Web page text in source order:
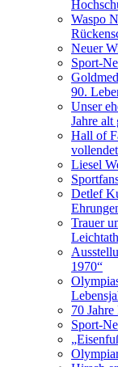
Waspo
Neuer
Sport-
90.
Unser
Jahre alt
Hall of
Liesel
Detlef
Trauer
1970“
70
Sport-